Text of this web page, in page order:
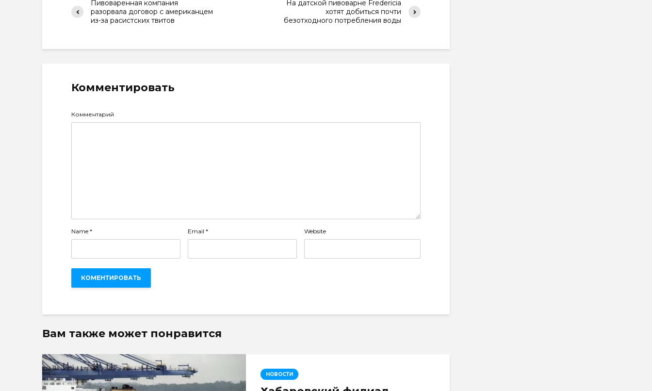
Пивоваренная компания
разорвала договор с американцем
из-за расистских твитов
На датской пивоварне Fredericia
хотят добиться почти
безотходного потребления воды
Комментировать
Комментарий
Name * Email * Website
Вам также может понравится
НОВОСТИ